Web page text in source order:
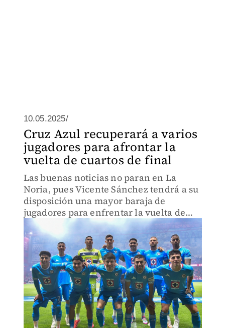
10.05.2025/
Cruz Azul recuperará a varios
jugadores para afrontar la
vuelta de cuartos de final
Las buenas noticias no paran en La
Noria, pues Vicente Sánchez tendrá a su
disposición una mayor baraja de
jugadores para enfrentar la vuelta de
cuartos de final